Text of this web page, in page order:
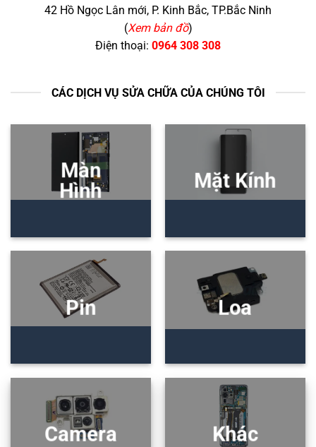
42 Hồ Ngọc Lân mới, P. Kinh Bắc, TP.Bắc Ninh
(Xem bản đồ)
Điện thoại: 0964 308 308
CÁC DỊCH VỤ SỬA CHỮA CỦA CHÚNG TÔI
Màn
Hình
Mặt Kính
Pin Loa
Camera Khác